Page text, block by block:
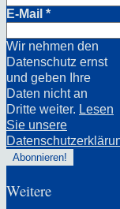
E-Mail *
Wir nehmen den
Datenschutz ernst
und geben Ihre
Daten nicht an
Dritte weiter. Lesen
Sie unsere
Weitere